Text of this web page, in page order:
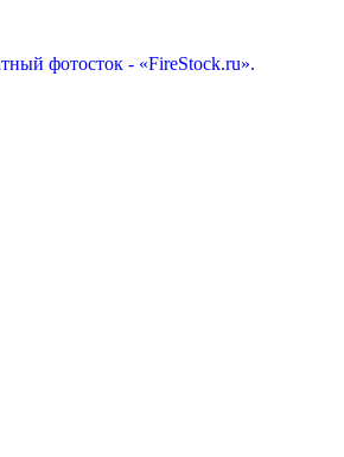
фотосток - «FireStock.ru».